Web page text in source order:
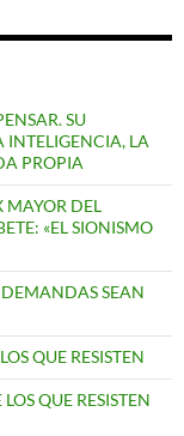
SU
LA
PROPIA
MAYOR DEL
«EL SIONISMO
SEAN
QUE RESISTEN
QUE RESISTEN